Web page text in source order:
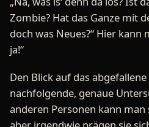
Zombie? Hat das Ganze mit
doch was Neues?“ Hier kann
ja!“
Den Blick auf das
nachfolgende, genaue
anderen Personen kann